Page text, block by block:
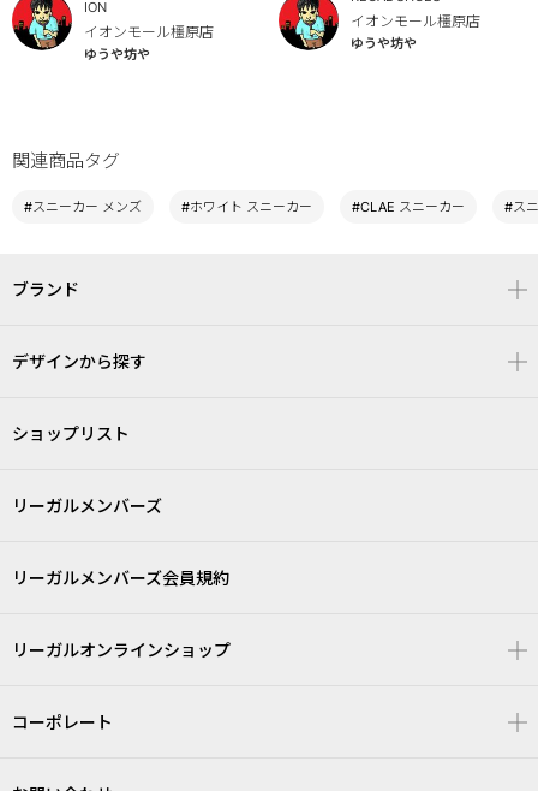
ION
イオンモール橿原店
ゆうや坊や
イオンモール橿原店
ゆうや坊や
関連商品タグ
#スニーカー メンズ #ホワイト スニーカー #CLAE スニーカー #ス
ブランド
デザインから探す
ショップリスト
リーガルメンバーズ
リーガルメンバーズ会員規約
リーガルオンラインショップ
コーポレート